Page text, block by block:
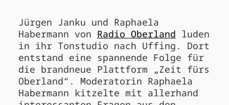
Jürgen Janku und Raphaela
Habermann von Radio Oberland luden
in ihr Tonstudio nach Uffing. Dort
entstand eine spannende Folge für
die brandneue Plattform „Zeit fürs
Oberland“. Moderatorin Raphaela
Habermann kitzelte mit allerhand